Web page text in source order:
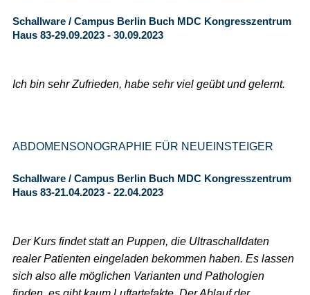
Schallware / Campus Berlin Buch MDC Kongresszentrum
Haus 83-29.09.2023 - 30.09.2023
Ich bin sehr Zufrieden, habe sehr viel geübt und gelernt.
ABDOMENSONOGRAPHIE FÜR NEUEINSTEIGER
Schallware / Campus Berlin Buch MDC Kongresszentrum
Haus 83-21.04.2023 - 22.04.2023
Der Kurs findet statt an Puppen, die Ultraschalldaten
realer Patienten eingeladen bekommen haben. Es lassen
sich also alle möglichen Varianten und Pathologien